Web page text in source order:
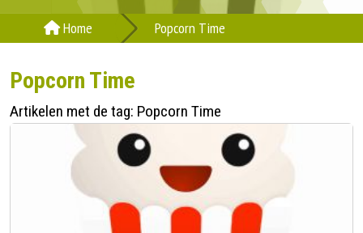
Computercursus
Over ons
Contact
Home Popcorn Time
Popcorn Time
Artikelen met de tag: Popcorn Time